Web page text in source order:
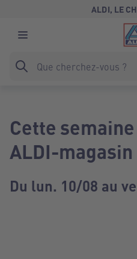
ALDI, LE
Cette
ALDI-magasin
Du lun. 10/08 au